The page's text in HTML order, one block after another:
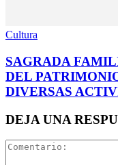
Cultura
SAGRADA
DEL
DIVERSAS
DEJA UNA